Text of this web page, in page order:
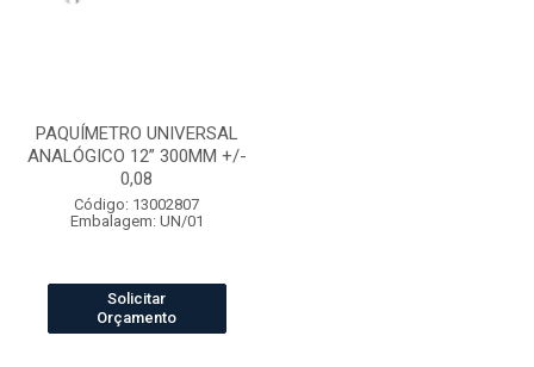
PAQUÍMETRO UNIVERSAL
ANALÓGICO 12” 300MM +/-
0,08
Código: 13002807
Embalagem: UN/01
Solicitar
Orçamento